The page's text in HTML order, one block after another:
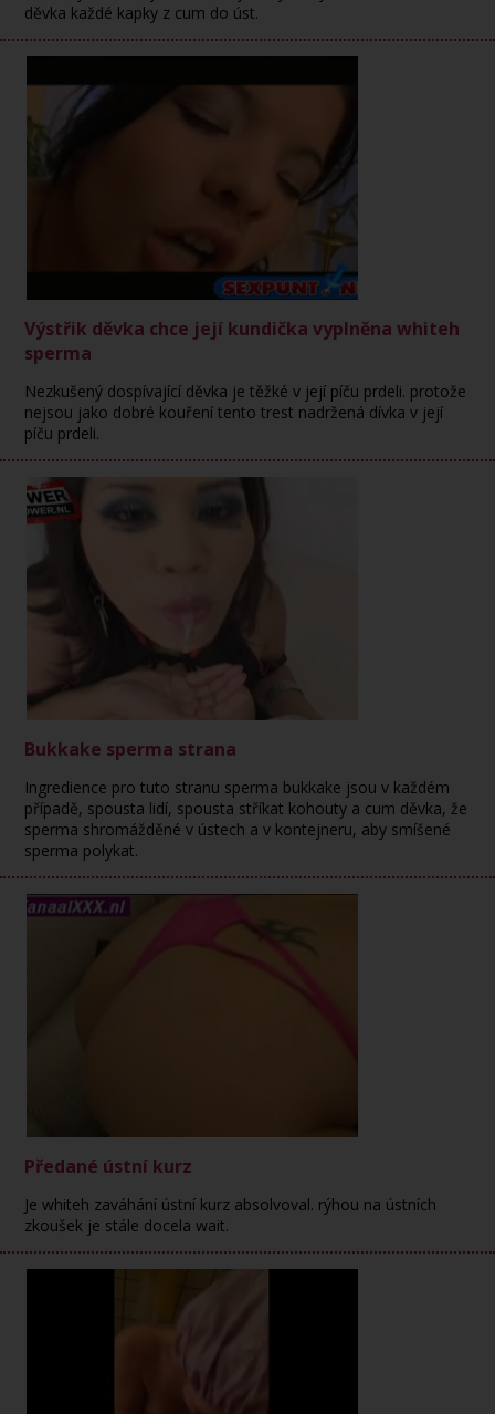
děvka každé kapky z cum do úst.
Výstřik děvka chce její kundička vyplněna whiteh
sperma
Nezkušený dospívající děvka je těžké v její píču prdeli. protože
nejsou jako dobré kouření tento trest nadržená dívka v její
píču prdeli.
Bukkake sperma strana
Ingredience pro tuto stranu sperma bukkake jsou v každém
případě, spousta lidí, spousta stříkat kohouty a cum děvka, že
sperma shromážděné v ústech a v kontejneru, aby smíšené
sperma polykat.
Předané ústní kurz
Je whiteh zaváhání ústní kurz absolvoval. rýhou na ústních
zkoušek je stále docela wait.